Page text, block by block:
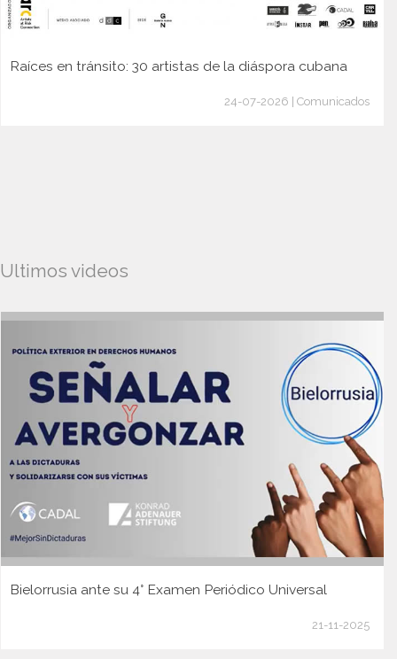
Raíces en tránsito: 30 artistas de la diáspora cubana
24-07-2026 | Comunicados
Ultimos videos
Bielorrusia ante su 4° Examen Periódico Universal
21-11-2025